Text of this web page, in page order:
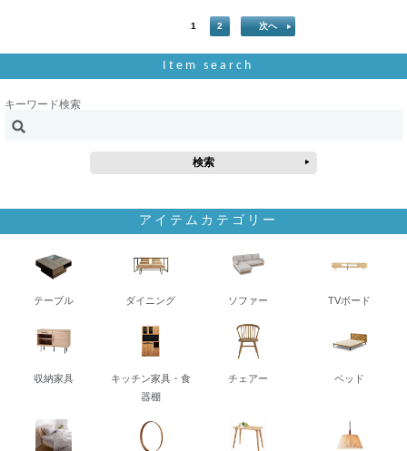
1 2 次へ
Item search
キーワード検索
アイテムカテゴリー
テーブル ダイニング ソファー TVボード
収納家具
キッチン家具・食
器棚
チェアー ベッド